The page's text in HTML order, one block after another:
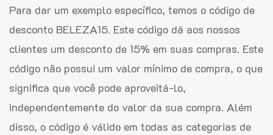
Para dar um exemplo específico, temos o código de
desconto BELEZA15. Este código dá aos nossos
clientes um desconto de 15% em suas compras. Este
código não possui um valor mínimo de compra, o que
significa que você pode aproveitá-lo,
independentemente do valor da sua compra. Além
disso, o código é válido em todas as categorias de